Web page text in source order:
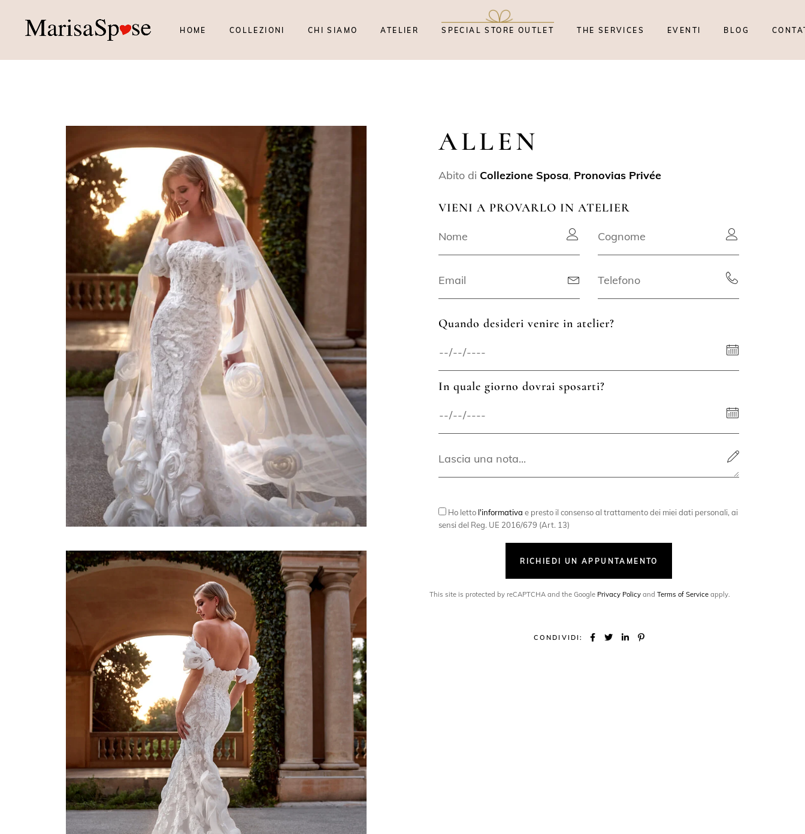
HOME COLLEZIONI CHI SIAMO ATELIER SPECIAL STORE OUTLET THE SERVICES EVENTI BLOG
ALLEN
Abito di Collezione Sposa, Pronovias Privée
VIENI A PROVARLO IN ATELIER
Quando desideri venire in atelier?
In quale giorno dovrai sposarti?
Ho letto l'informativa e presto il consenso al trattamento dei miei dati personali, ai
sensi del Reg. UE 2016/679 (Art. 13)
RICHIEDI UN APPUNTAMENTO
This site is protected by reCAPTCHA and the Google Privacy Policy and Terms of Service apply.
CONDIVIDI: